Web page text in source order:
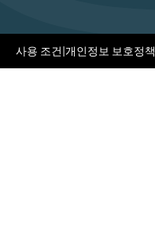
사용 조건|개인정보 보호정책